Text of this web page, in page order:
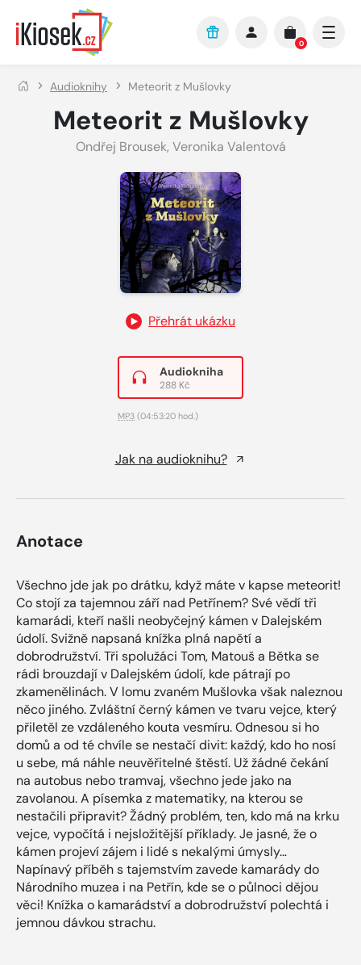
Přejít na hlavní obsah
0
Audioknihy Meteorit z Mušlovky
Meteorit z Mušlovky
Ondřej Brousek, Veronika Valentová
Přehrát ukázku
Audiokniha
288 Kč
MP3 (04:53:20 hod.)
Jak na audioknihu?
Anotace
Všechno jde jak po drátku, když máte v kapse meteorit!
Co stojí za tajemnou září nad Petřínem? Své vědí tři
kamarádi, kteří našli neobyčejný kámen v Dalejském
údolí. Svižně napsaná knížka plná napětí a
dobrodružství. Tři spolužáci Tom, Matouš a Bětka se
rádi brouzdají v Dalejském údolí, kde pátrají po
zkamenělinách. V lomu zvaném Mušlovka však naleznou
něco jiného. Zvláštní černý kámen ve tvaru vejce, který
přiletěl ze vzdáleného kouta vesmíru. Odnesou si ho
domů a od té chvíle se nestačí divit: každý, kdo ho nosí
u sebe, má náhle neuvěřitelné štěstí. Už žádné čekání
na autobus nebo tramvaj, všechno jede jako na
zavolanou. A písemka z matematiky, na kterou se
nestačili připravit? Žádný problém, ten, kdo má na krku
vejce, vypočítá i nejsložitější příklady. Je jasné, že o
kámen projeví zájem i lidé s nekalými úmysly…
Napínavý příběh s tajemstvím zavede kamarády do
Národního muzea i na Petřín, kde se o půlnoci dějou
věci! Knížka o kamarádství a dobrodružství polechtá i
jemnou dávkou strachu.